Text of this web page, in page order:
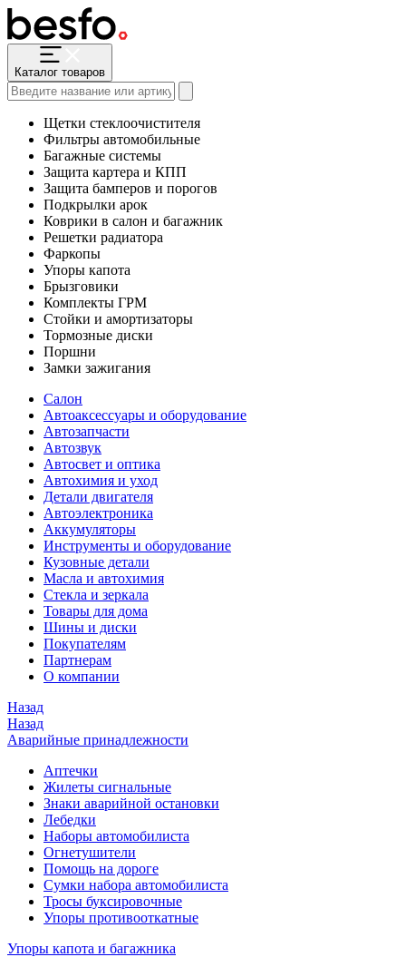
Каталог товаров
Щетки стеклоочистителя
Фильтры автомобильные
Багажные системы
Защита картера и КПП
Защита бамперов и порогов
Подкрылки арок
Коврики в салон и багажник
Решетки радиатора
Фаркопы
Упоры капота
Брызговики
Комплекты ГРМ
Стойки и амортизаторы
Тормозные диски
Поршни
Замки зажигания
Салон
Автоаксессуары и оборудование
Автозапчасти
Автозвук
Автосвет и оптика
Автохимия и уход
Детали двигателя
Автоэлектроника
Аккумуляторы
Инструменты и оборудование
Кузовные детали
Масла и автохимия
Стекла и зеркала
Товары для дома
Шины и диски
Покупателям
Партнерам
О компании
Назад
Назад
Аварийные принадлежности
Аптечки
Жилеты сигнальные
Знаки аварийной остановки
Лебедки
Наборы автомобилиста
Огнетушители
Помощь на дороге
Сумки набора автомобилиста
Тросы буксировочные
Упоры противооткатные
Упоры капота и багажника